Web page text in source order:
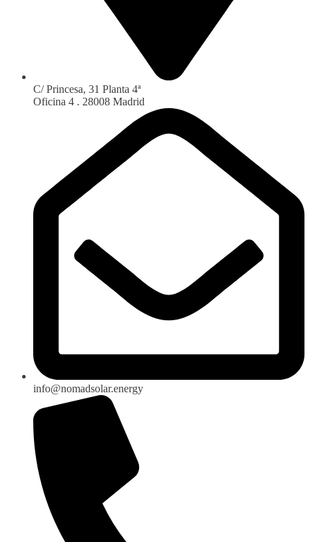
C/ Princesa, 31 Planta 4ª
Oficina 4 . 28008 Madrid
info@nomadsolar.energy